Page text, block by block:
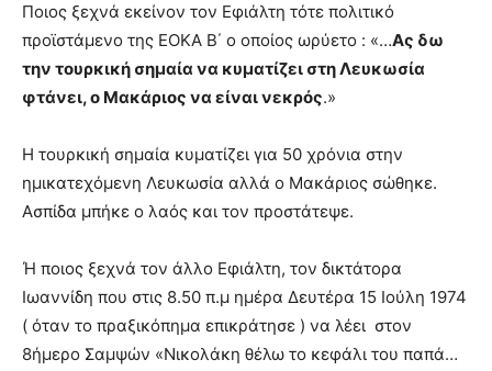
Ποιος ξεχνά εκείνον τον Εφιάλτη τότε πολιτικό
προϊστάμενο της ΕΟΚΑ Β΄ ο οποίος ωρύετο : «…Ας δω
την τουρκική σημαία να κυματίζει στη Λευκωσία
φτάνει, ο Μακάριος να είναι νεκρός.»
Η τουρκική σημαία κυματίζει για 50 χρόνια στην
ημικατεχόμενη Λευκωσία αλλά ο Μακάριος σώθηκε.
Ασπίδα μπήκε ο λαός και τον προστάτεψε.
Ή ποιος ξεχνά τον άλλο Εφιάλτη, τον δικτάτορα
Ιωαννίδη που στις 8.50 π.μ ημέρα Δευτέρα 15 Ιούλη 1974
( όταν το πραξικόπημα επικράτησε ) να λέει στον
8ήμερο Σαμψών «Νικολάκη θέλω το κεφάλι του παπά…